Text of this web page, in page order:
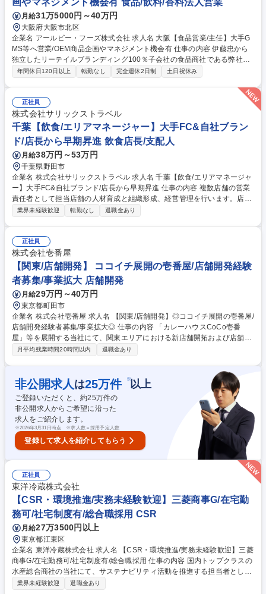
きないものです。 募集職種 和歌山【製造部/係長】◆惣菜・弁当近畿圏ト
ップメーカー【WEB面接可】
画やマネジメント機会有 食品/飲料/香料法人営業
月給31万5000円～40万円
大阪府大阪市北区
企業名 アールビー・フーズ株式会社 求人名 大阪【食品営業/主任】大手G
MS等へ営業/OEM商品企画やマネジメント機会有 仕事の内容 伊藤忠から
独立したリーテイルブランディング100％子会社の食品商社である弊社に
て、良質な鶏卵(日配品)や生鮮品、また海外からの輸入商材などをGMSや
ストア/コンビニ等本部への商品提案、店舗フォロー■仕入品目の検討、仕
入先の選定、交渉等(国内海外どちらも):新規顧客開拓、既存顧客拡大、マ
ーケット分析＆開拓■マネジメント業務全般 :業務マネジメント、ピープル
マネジメント■自社OEM製品の企画、プロモーション施策立案【事業内
容】■鶏卵・鶏卵加工食品の販売■飲料品の販売■青果品の販売■菓子類の
販売■独自製品の開発・企画・販売 募集職種 大阪【食品営業/主任】大手G
MS等へ営業/OEM商品企画やマネジメント機会有
年間休日120日以上 転勤なし 完全週休2日制 土日祝休み
正社員
株式会社サリックストラベル
千葉【飲食/エリアマネージャー】大手FC&自社ブラン
ド/店長から早期昇進 飲食店長/支配人
月給38万円～53万円
千葉県野田市
企業名 株式会社サリックストラベル 求人名 千葉【飲食/エリアマネージャ
ー】大手FC&自社ブランド/店長から早期昇進 仕事の内容 複数店舗の営業
責任者として担当店舗の人材育成と組織形成、経営管理を行います。店舗
運営全般の指導に加えメニュー改定や店舗の改装計画など大きな裁量を持
ントロール■人的マネジメント・労務管理による労働環境の整備■店舗自立
化に向けたサポート・適正な人事評価 【期待成果・キャリア】入社後6ヶ
月で店舗・店長業務を習得しエリアマネージャーへ。3ヶ月毎の明確な評
価基準があり1年でエリアマネージャーへの早期昇進実績もあります。将
来は企画や営業管理など多彩なキャリアを描けます。 募集職種 千葉【飲
食/エリアマネージャー】大手FC&自社ブランド/店長から早期昇進
業界未経験歓迎 転勤なし 退職金あり
正社員
株式会社壱番屋
【関東/店舗開発】 ココイチ展開の壱番屋/店舗開発経験
者募集/事業拡大 店舗開発
月給29万円～40万円
東京都町田市
企業名 株式会社壱番屋 求人名 【関東/店舗開発】◎ココイチ展開の壱番屋/
店舗開発経験者募集/事業拡大◎ 仕事の内容 「カレーハウスCoCo壱番
屋」等を展開する当社にて、関東エリアにおける新店舗開拓および店舗開
発業務全般をお任せいたします。 ■関東エリアにおける新規出店候補地の
賃貸借契約の締結 ■出店に伴う各種条件交渉および収支予測・プランニン
グ ■店舗オープンに向けた社内関係部署や社外協力業者との工程調整・進
捗管理等 【業務内容の変更範囲】当社の指定する業務 募集職種 【関東/店
舗開発】◎ココイチ展開の壱番屋/店舗開発経験者募集/事業拡大◎
月平均残業時間20時間以内 退職金あり
非公開求人 は25万件 ※以上
ご登録いただくと、約25万件の
非公開求人からご希望に沿った
求人をご紹介します。
※2026年3月31日時点 ※求人数＝採用予定人数
登録して求人を紹介してもらう
正社員
東洋冷蔵株式会社
【CSR・環境推進/実務未経験歓迎】三菱商事G/在宅勤
務可/社宅制度有/総合職採用 CSR
月給27万3500円以上
東京都江東区
企業名 東洋冷蔵株式会社 求人名 【CSR・環境推進/実務未経験歓迎】三菱
商事G/在宅勤務可/社宅制度有/総合職採用 仕事の内容 国内トップクラスの
水産総合商社の当社にて、サステナビリティ活動を推進する担当者とし
て、下記業務をお任せします。CSRや環境の専門知識は入社後にOJTを通
業界未経験歓迎 退職金あり